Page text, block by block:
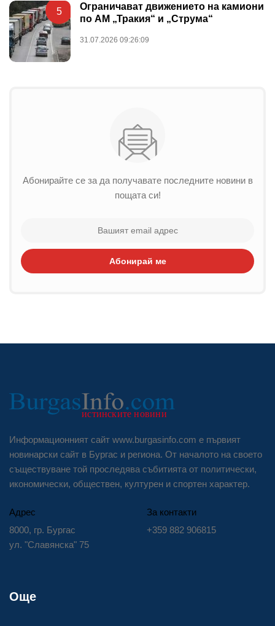
5
Ограничават движението на камиони
по АМ „Тракия“ и „Струма“
31.07.2026 09:26:09
Абонирайте се за да получавате последните новини в
пощата си!
Абонирай ме
Информационният сайт www.burgasinfo.com е първият
новинарски сайт в Бургас и региона. От началото на своето
съществуване той проследява събитията от политически,
икономически, обществен, културен и спортен характер.
Адрес
8000, гр. Бургас
ул. "Славянска" 75
За контакти
+359 882 906815
Още